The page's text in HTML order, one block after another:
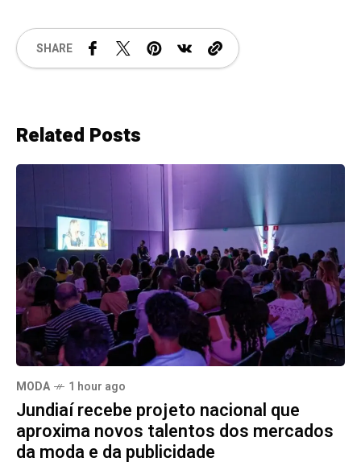
SHARE
Related Posts
MODA 1 hour ago
Jundiaí recebe projeto nacional que
aproxima novos talentos dos mercados
da moda e da publicidade